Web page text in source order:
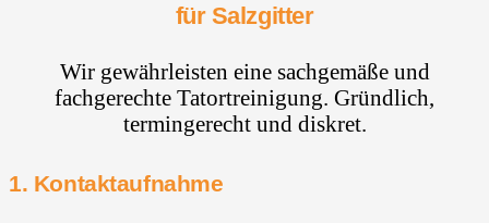
für Salzgitter
Wir gewährleisten eine sachgemäße und
fachgerechte Tatortreinigung. Gründlich,
termingerecht und diskret.
1. Kontaktaufnahme